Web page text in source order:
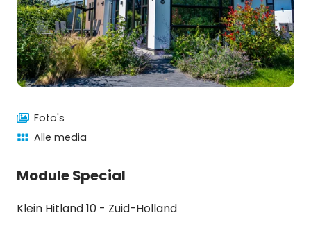
Foto's
Alle media
Module Special
Klein Hitland 10 - Zuid-Holland